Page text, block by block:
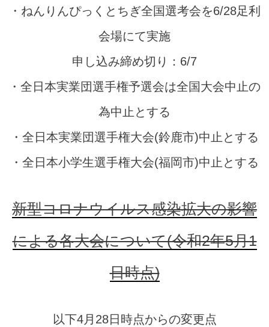
・ねんりんぴっくとちぎ全国選考会を6/28足利
会場にて実施
申し込み締め切り：6/7
・全日本実業団選手権予選会は全国大会中止の
為中止とする
・全日本実業団選手権大会(鈴鹿市)中止とする
・全日本小学生選手権大会(福岡市)中止とする
新型コロナウイルス感染拡大の影響
による各大会について(令和2年5月1
日時点)
以下4月28日時点からの変更点